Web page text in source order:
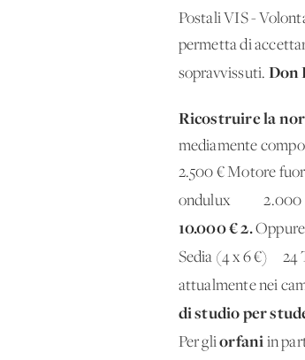
Postali VIS -
permetta di
sopravvissuti. Don
Ricostruire la
mediamente
2.500 € Motore
ondulux 2.000 €
10.000 €2.Oppure
Sedia (4 x 6 €)
attualmente nei
di studio per
Per gliorfani in